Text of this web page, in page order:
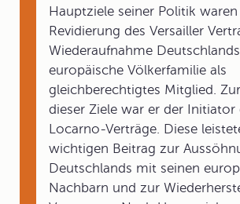
Hauptziele seiner Politik
Revidierung des Versailler
Wiederaufnahme
europäische Völkerfamilie als
gleichberechtigtes Mitglied.
dieser Ziele war er der Initiator
Locarno-Verträge. Diese
wichtigen Beitrag zur
Deutschlands mit seinen
Nachbarn und zur